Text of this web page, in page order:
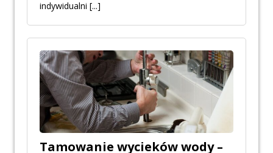
indywidualni [...]
Tamowanie wycieków wody –